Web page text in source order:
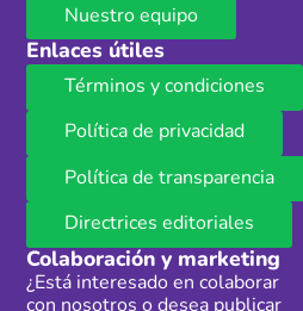
Nuestro equipo
Enlaces útiles
Términos y condiciones
Política de privacidad
Política de transparencia
Directrices editoriales
Colaboración y marketing
¿Está interesado en colaborar
con nosotros o desea publicar